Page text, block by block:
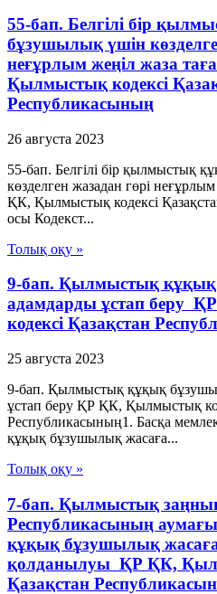
55-бап. Белгілі бір
бұзушылық үшін
неғұрлым жеңiл жаза
Қылмыстық кодексi
Республикасының
26 августа 2023
55-бап. Белгілі бір қылмыстық
көзделген жазадан гөрі
ҚК, Қылмыстық кодексi
осы Кодекст...
Толық оқу »
9-бап. Қылмыстық
адамдарды ұстап беру
кодексi Қазақстан
25 августа 2023
9-бап. Қылмыстық құқық
ұстап беру ҚР ҚК, Қылмыстық
Республикасының1. Басқа
құқық бұзушылық жасаға...
Толық оқу »
7-бап. Қылмыстық
Республикасының
құқық бұзушылық
қолданылуы ҚР ҚК,
Қазақстан